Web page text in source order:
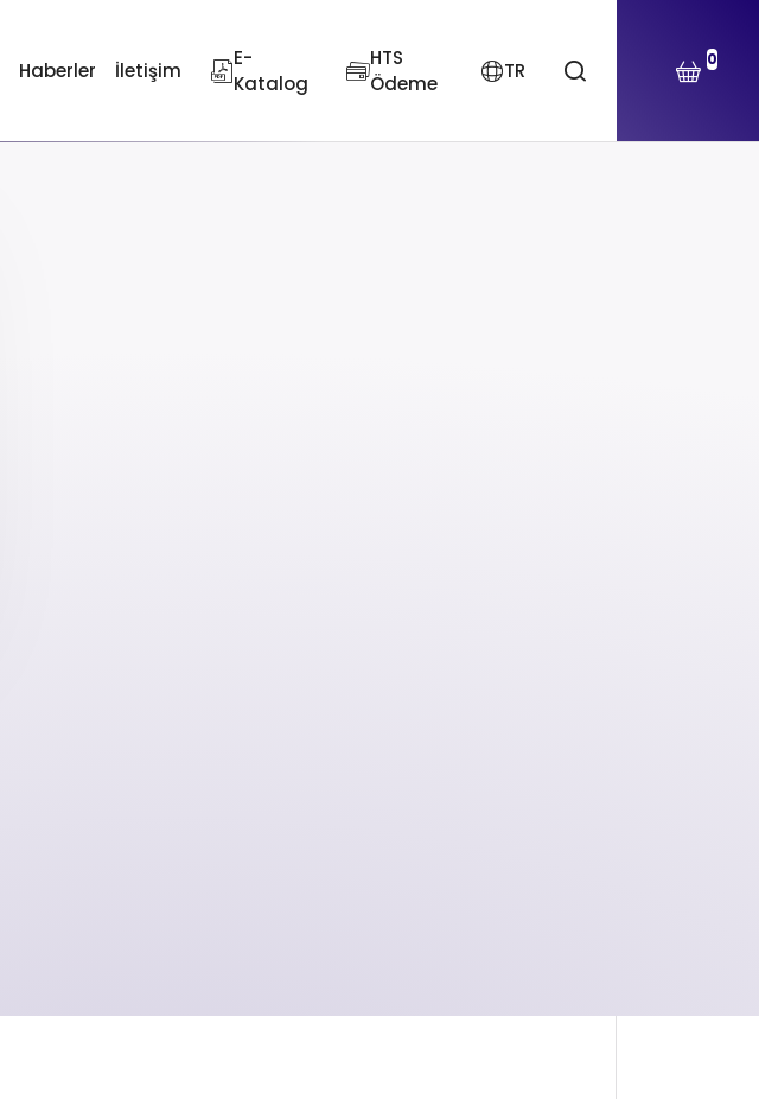
Haberler İletişim
E-
Katalog
HTS
Ödeme
TR 0